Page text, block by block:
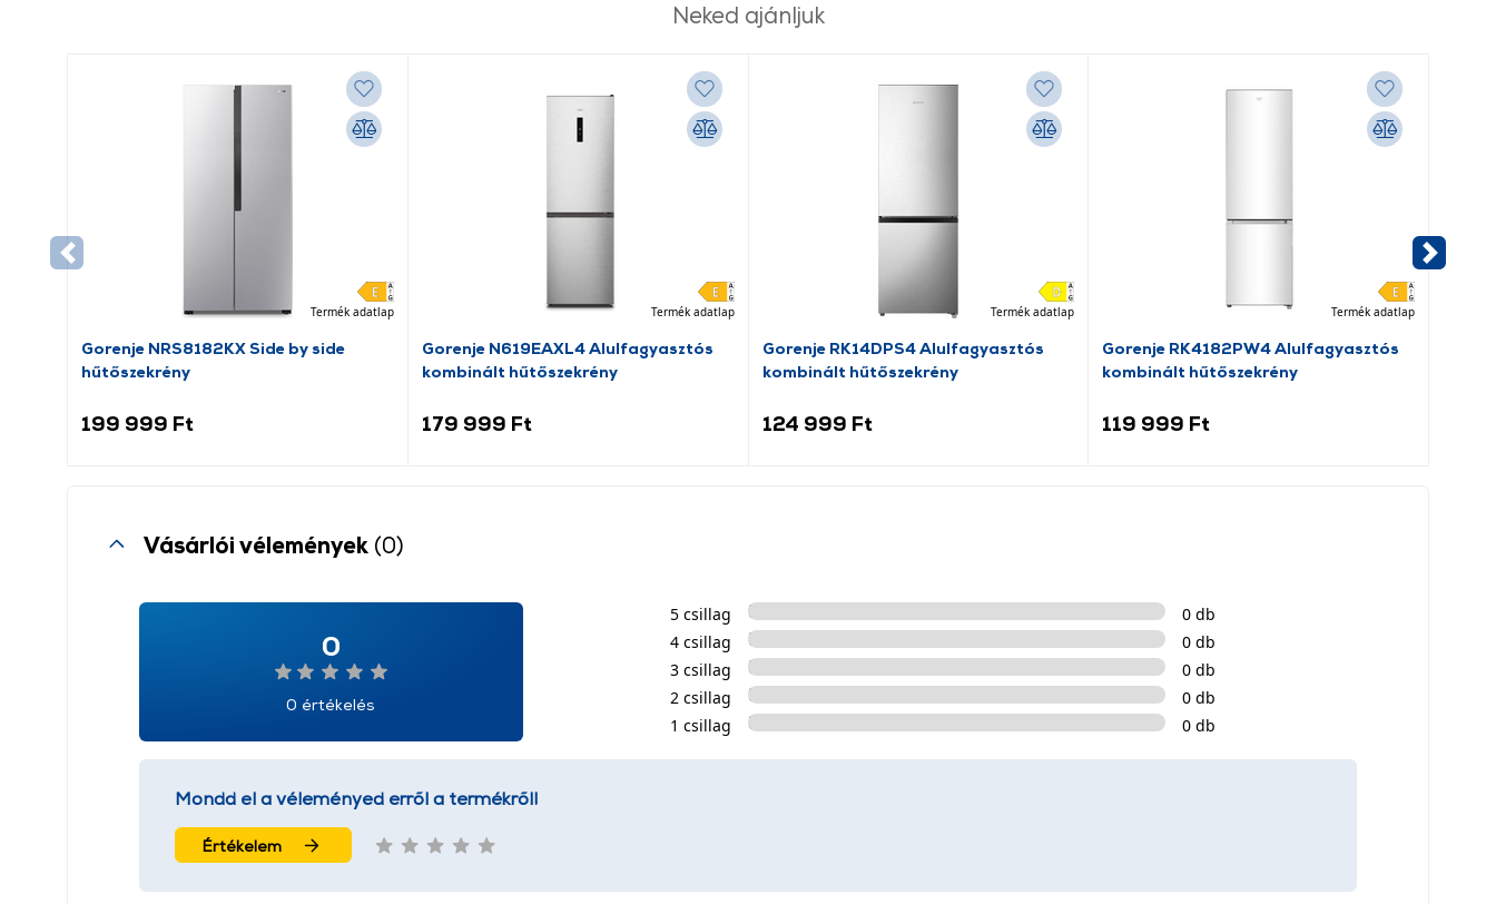
Neked ajánljuk
Termék adatlap
Gorenje NRS8182KX Side by side
hűtőszekrény
199 999 Ft
Termék adatlap
Gorenje N619EAXL4 Alulfagyasztós
kombinált hűtőszekrény
179 999 Ft
Termék adatlap
Gorenje RK14DPS4 Alulfagyasztós
kombinált hűtőszekrény
124 999 Ft
Termék adatlap
Gorenje RK4182PW4 Alulfagyasztós
kombinált hűtőszekrény
119 999 Ft
Vásárlói vélemények (0)
0
0 értékelés
5 csillag
0 db
4 csillag
0 db
3 csillag
0 db
2 csillag
0 db
1 csillag
0 db
Mondd el a véleményed erről a termékről!
Értékelem